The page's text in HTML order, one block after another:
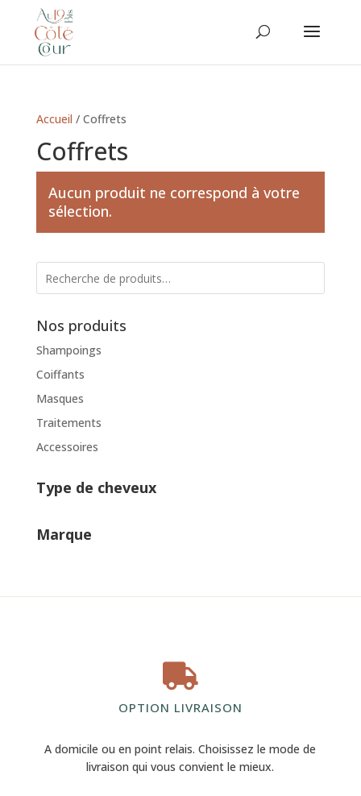
Accueil / Coffrets
Coffrets
Aucun produit ne correspond à votre
sélection.
Nos produits
Shampoings
Coiffants
Masques
Traitements
Accessoires
Type de cheveux
Marque

OPTION LIVRAISON
A domicile ou en point relais. Choisissez le mode de
livraison qui vous convient le mieux.